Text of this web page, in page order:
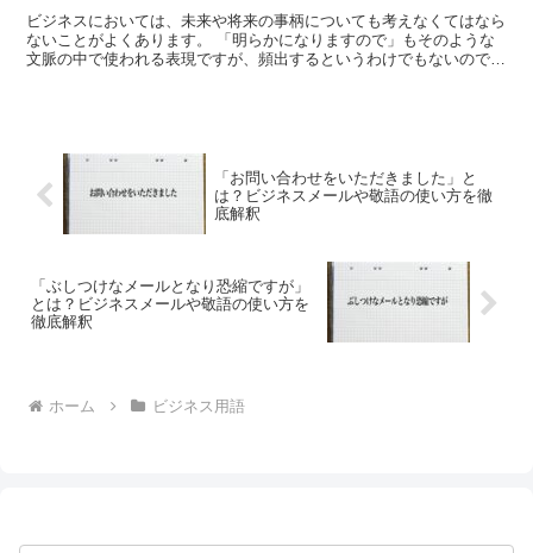
ビジネスにおいては、未来や将来の事柄についても考えなくてはなら
ないことがよくあります。 「明らかになりますので」もそのような
文脈の中で使われる表現ですが、頻出するというわけでもないので、
「お問い合わせをいただきました」と
は？ビジネスメールや敬語の使い方を徹
底解釈
「ぶしつけなメールとなり恐縮ですが」
とは？ビジネスメールや敬語の使い方を
徹底解釈
ホーム ビジネス用語